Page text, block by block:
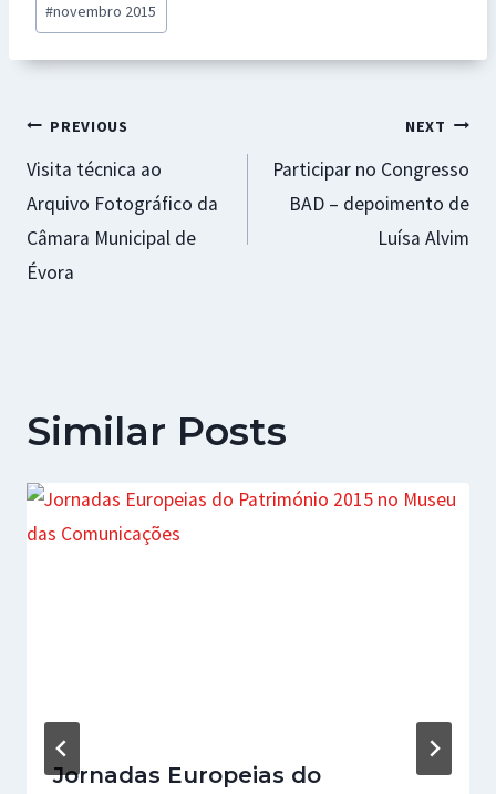
#novembro 2015
Navegação
de
artigos
PREVIOUS
Visita técnica ao
Arquivo Fotográfico da
Câmara Municipal de
Évora
NEXT
Participar no Congresso
BAD – depoimento de
Luísa Alvim
Similar Posts
Jornadas Europeias do